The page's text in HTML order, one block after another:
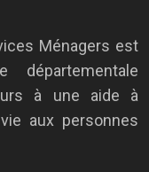
Ménagers est
départementale
à une aide à
aux personnes